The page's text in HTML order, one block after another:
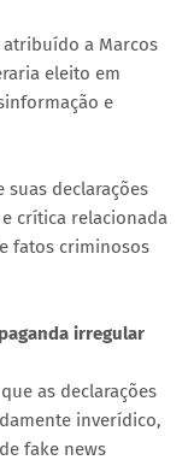
atribuído a Marcos
eleito em
e
suas declarações
crítica relacionada
fatos criminosos
irregular
as declarações
inverídico,
fake news